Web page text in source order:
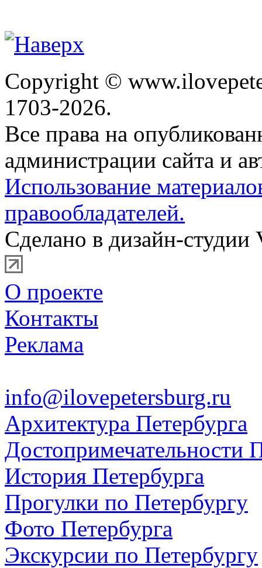
Copyright ©
1703-2026.
Все права на
администрации сайта и
Использование
правообладателей.
Сделано в дизайн-студии
О проекте
Контакты
Реклама
info@ilovepetersburg.ru
Архитектура Петербурга
Достопримечательности
История Петербурга
Прогулки по Петербургу
Фото Петербурга
Экскурсии по Петербургу